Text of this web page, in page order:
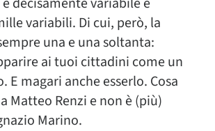
variabili. Di cui, però, la
una e una soltanta:
ai tuoi cittadini come un
E magari anche esserlo. Cosa
Matteo Renzi e non è (più)
Marino.